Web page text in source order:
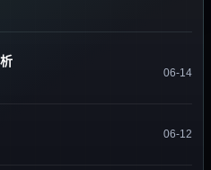
06-14
06-12